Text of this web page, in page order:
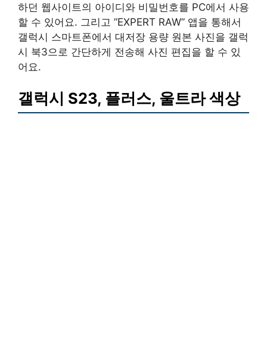
하던 웹사이트의 아이디와 비밀번호를 PC에서 사용
할 수 있어요. 그리고 ”EXPERT RAW” 앱을 통해서
갤럭시 스마트폰에서 대저장 용량 원본 사진을 갤럭
시 북3으로 간단하게 전송해 사진 편집을 할 수 있
어요.
갤럭시 S23, 플러스, 울트라 색상